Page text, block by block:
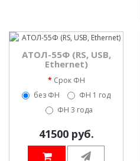
АТОЛ-55Ф (RS, USB,
Ethernet)
Срок ФН
без ФН
ФН 1 год
ФН 3 года
41500 руб.